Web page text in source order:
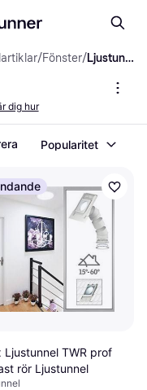
/Fönster/ Ljustunnlar
dig hur
Popularitet
Ljustunnel TWR prof
rör Ljustunnel